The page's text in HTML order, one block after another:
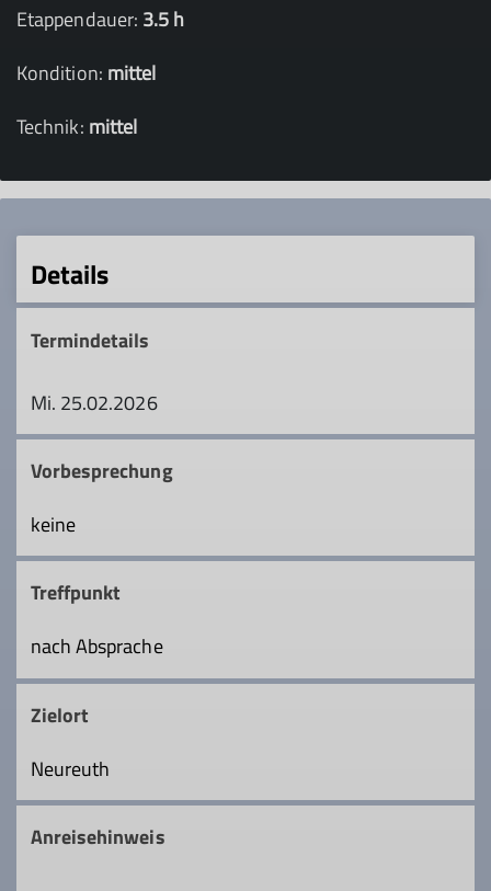
Etappendauer: 3.5 h
Kondition: mittel
Technik: mittel
Details
Termindetails
Mi. 25.02.2026
Vorbesprechung
keine
Treffpunkt
nach Absprache
Zielort
Neureuth
Anreisehinweis